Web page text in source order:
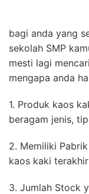
bagi anda yang
sekolah SMP
mesti lagi
mengapa anda
1. Produk kaos
beragam jenis,
2. Memiliki
kaos kaki
3. Jumlah Stock